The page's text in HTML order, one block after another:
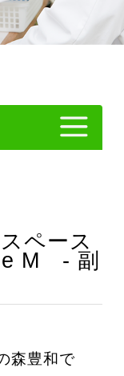
ペース
M - 副
森豊和で